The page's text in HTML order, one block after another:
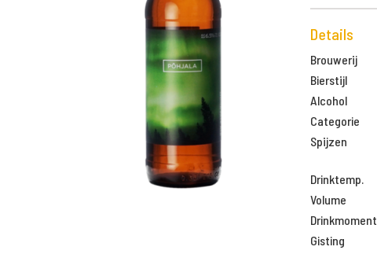
Details
Brouwerij
Bierstijl
Alcohol
Categorie
Spijzen
Drinktemp.
Volume
Drinkmoment
Gisting